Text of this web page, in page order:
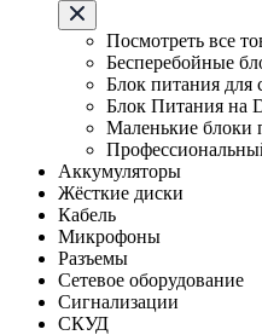
Посмотреть все
Бесперебойные
Блок питания для
Блок Питания на
Маленькие блоки
Аккумуляторы
Жёсткие диски
Кабель
Микрофоны
Разъемы
Сетевое оборудование
Сигнализации
СКУД